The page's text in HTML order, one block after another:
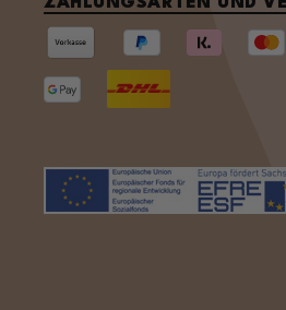
ZAHLUNGSARTEN UND